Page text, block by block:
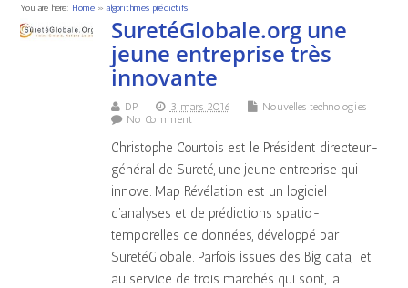
You are here: Home»algorithmes prédictifs
SuretéGlobale.org une
jeune entreprise très
innovante
DP 3 mars 2016
Nouvelles technologies
No Comment
Christophe Courtois est le Président directeur-
général de Sureté, une jeune entreprise qui
innove. Map Révélation est un logiciel
d’analyses et de prédictions spatio-
temporelles de données, développé par
SuretéGlobale. Parfois issues des Big data, et
au service de trois marchés qui sont, la